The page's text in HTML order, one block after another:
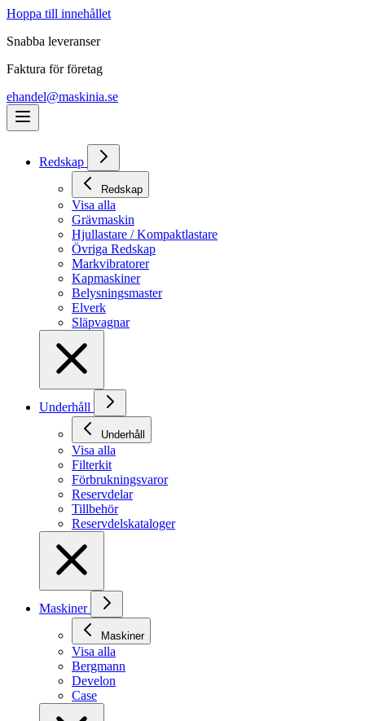
Hoppa till innehållet
Snabba leveranser
Faktura för företag
ehandel@maskinia.se
Redskap
Redskap
Visa alla
Grävmaskin
Hjullastare / Kompaktlastare
Övriga Redskap
Markvibratorer
Kapmaskiner
Belysningsmaster
Elverk
Släpvagnar
Underhåll
Underhåll
Visa alla
Filterkit
Förbrukningsvaror
Reservdelar
Tillbehör
Reservdelskataloger
Maskiner
Maskiner
Visa alla
Bergmann
Develon
Case